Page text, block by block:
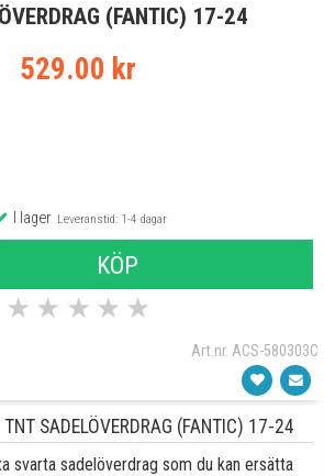
butiken visa delar för vald moped
(FANTIC) 17-24
529.00 kr
I lagerLeveranstid: 1-4 dagar
KÖP
★ ★ ★ ★ ★
Art.nr. ACS-580303C
TNT SADELÖVERDRAG (FANTIC) 17-24
svarta sadelöverdrag som du kan ersätta